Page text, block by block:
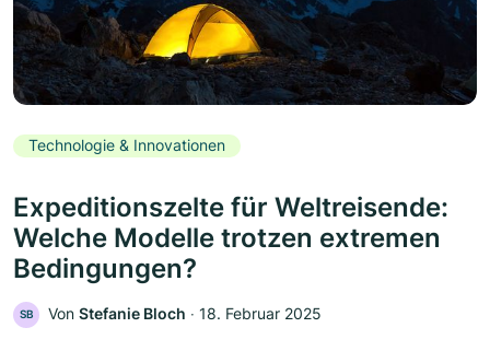
Technologie & Innovationen
Expeditionszelte für Weltreisende:
Welche Modelle trotzen extremen
Bedingungen?
SB Von Stefanie Bloch ‧ 18. Februar 2025